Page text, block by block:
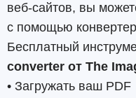
веб-сайтов, вы
с помощью
Бесплатный
converter от The
• Загружать ваш PDF